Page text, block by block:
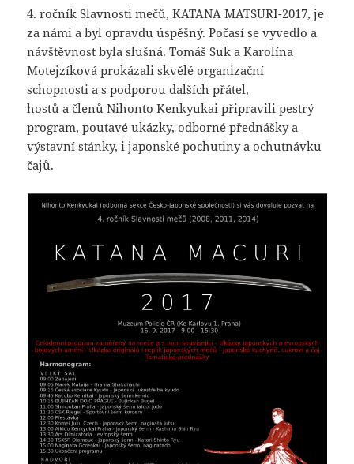
4. ročník Slavnosti mečů, KATANA MATSURI-2017, je
za námi a byl opravdu úspěšný. Počasí se vyvedlo a
návštěvnost byla slušná. Tomáš Suk a Karolína
Motejzíková prokázali skvělé organizační
schopnosti a s podporou dalších přátel,
hostů a členů Nihonto Kenkyukai připravili pestrý
program, poutavé ukázky, odborné přednášky a
výstavní stánky, i japonské pochutiny a ochutnávku
čajů.